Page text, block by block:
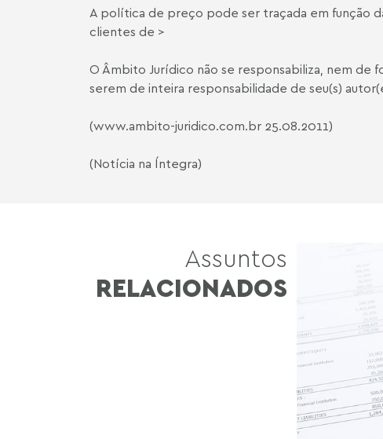
A política de preço pode ser traçada em função
clientes de >
O Âmbito Jurídico não se responsabiliza, nem de
serem de inteira responsabilidade de seu(s)
(www.ambito-juridico.com.br 25.08.2011)
(Notícia na Íntegra)
Assuntos
RELACIONADOS